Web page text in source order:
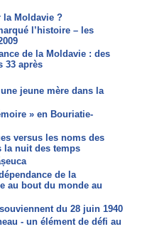
la Moldavie ?
l’histoire – les
de la Moldavie : des
33 après
jeune mère dans la
» en Bouriatie-
versus les noms des
la nuit des temps
de la
au bout du monde au
du 28 juin 1940
- un élément de défi au